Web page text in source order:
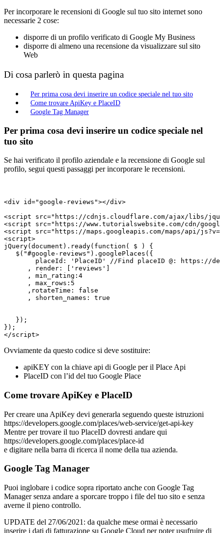
Per incorporare le recensioni di Google sul tuo sito internet sono
necessarie 2 cose:
disporre di un profilo verificato di Google My Business
disporre di almeno una recensione da visualizzare sul sito
Web
Di cosa parlerò in questa pagina
Per prima cosa devi inserire un codice speciale nel tuo sito
Come trovare ApiKey e PlaceID
Google Tag Manager
Per prima cosa devi inserire un codice speciale nel
tuo sito
Se hai verificato il profilo aziendale e la recensione di Google sul
profilo, segui questi passaggi per incorporare le recensioni.
<div id="google-reviews"></div>
<script src="https://cdnjs.cloudflare.com/ajax/libs/
<script src="https://www.tutorialswebsite.com/cdn/
<script src="https://maps.googleapis.com/maps/api/
<script>
jQuery(document).ready(function( $ ) {
   $("#google-reviews").googlePlaces({
placeId: 'PlaceID' //Find placeID @: https://
      , render: ['reviews']
      , min_rating:4
      , max_rows:5
      ,rotateTime: false
      , shorten_names: true
   });
});
Ovviamente da questo codice si deve sostituire:
apiKEY con la chiave api di Google per il Place Api
PlaceID con l’id del tuo Google Place
Come trovare ApiKey e PlaceID
Per creare una ApiKey devi generarla seguendo queste istruzioni
https://developers.google.com/places/web-service/get-api-key
Mentre per trovare il tuo PlaceID dovresti andare qui
https://developers.google.com/places/place-id
e digitare nella barra di ricerca il nome della tua azienda.
Google Tag Manager
Puoi inglobare i codice sopra riportato anche con Google Tag
Manager senza andare a sporcare troppo i file del tuo sito e senza
averne il pieno controllo.
UPDATE del 27/06/2021: da qualche mese ormai è necessario
inserire i dati di fatturazione su Google Cloud per poter usufruire di